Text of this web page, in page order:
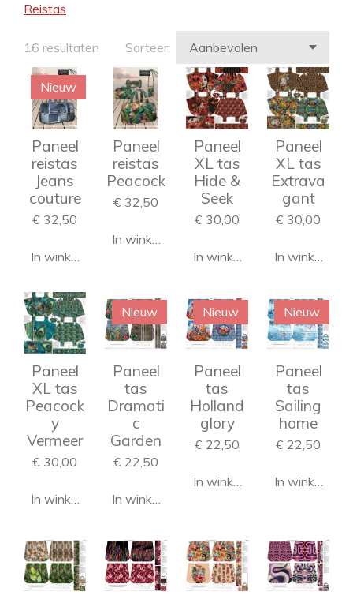
Reistas
16 resultaten Sorteer:
Nieuw
Paneel
reistas
Jeans
couture
€ 32,50
In winkelwagen
Paneel
reistas
Peacock
€ 32,50
In winkelwagen
Paneel
XL tas
Hide &
Seek
€ 30,00
In winkelwagen
Paneel
XL tas
Extrava
gant
€ 30,00
In
Paneel
XL tas
Peacock
y
Vermeer
€ 30,00
In winkelwagen
Nieuw
Paneel
tas
Dramati
c
Garden
€ 22,50
In winkelwagen
Nieuw
Paneel
tas
Holland
glory
€ 22,50
In winkelwagen
Nieuw
Paneel
tas
Sailing
home
€ 22,50
In